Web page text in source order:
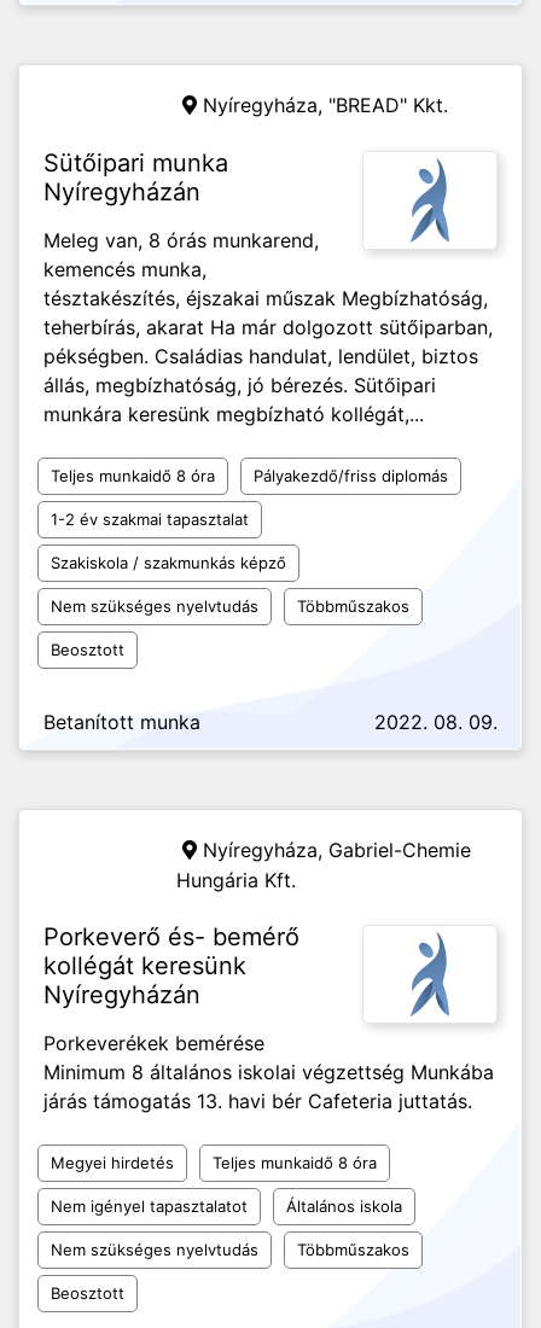
Nyíregyháza, "BREAD" Kkt.
Sütőipari munka
Nyíregyházán
Meleg van, 8 órás munkarend,
kemencés munka,
tésztakészítés, éjszakai műszak Megbízhatóság,
teherbírás, akarat Ha már dolgozott sütőiparban,
pékségben. Családias handulat, lendület, biztos
állás, megbízhatóság, jó bérezés. Sütőipari
munkára keresünk megbízható kollégát,...
Teljes munkaidő 8 óra Pályakezdő/friss diplomás
1-2 év szakmai tapasztalat
Szakiskola / szakmunkás képző
Nem szükséges nyelvtudás Többműszakos
Beosztott
Betanított munka 2022. 08. 09.
Nyíregyháza, Gabriel-Chemie
Hungária Kft.
Porkeverő és- bemérő
kollégát keresünk
Nyíregyházán
Porkeverékek bemérése
Minimum 8 általános iskolai végzettség Munkába
járás támogatás 13. havi bér Cafeteria juttatás.
Megyei hirdetés Teljes munkaidő 8 óra
Nem igényel tapasztalatot Általános iskola
Nem szükséges nyelvtudás Többműszakos
Beosztott